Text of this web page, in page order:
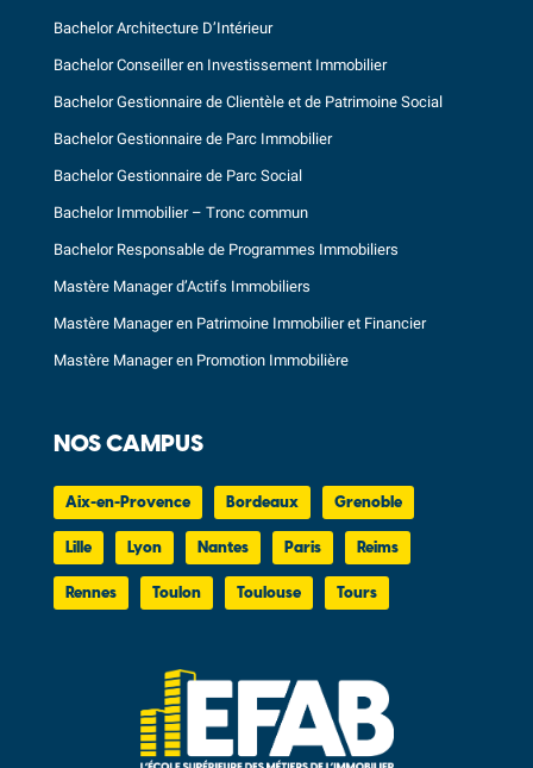
Bachelor Architecture D’Intérieur
Bachelor Conseiller en Investissement Immobilier
Bachelor Gestionnaire de Clientèle et de Patrimoine Social
Bachelor Gestionnaire de Parc Immobilier
Bachelor Gestionnaire de Parc Social
Bachelor Immobilier – Tronc commun
Bachelor Responsable de Programmes Immobiliers
Mastère Manager d’Actifs Immobiliers
Mastère Manager en Patrimoine Immobilier et Financier
Mastère Manager en Promotion Immobilière
NOS CAMPUS
Aix-en-Provence Bordeaux Grenoble
Lille Lyon Nantes Paris Reims
Rennes Toulon Toulouse Tours